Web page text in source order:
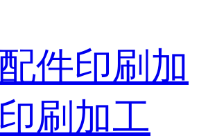
件印刷加
刷加工